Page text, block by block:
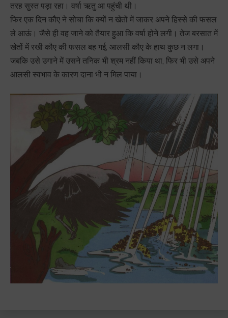
तरह सुस्त पड़ा रहा। वर्षा ऋतु आ पहुंची थी।
फिर एक दिन कौए ने सोचा कि क्यों न खेतों में जाकर अपने हिस्से की फसल
ले आऊं। जैसे ही वह जाने को तैयार हुआ कि वर्षा होने लगी। तेज बरसात में
खेतों में रखी कौए की फसल बह गई, आलसी कौए के हाथ कुछ न लगा।
जबकि उसे उगाने में उसने तनिक भी श्रम नहीं किया था, फिर भी उसे अपने
आलसी स्वभाव के कारण दाना भी न मिल पाया।